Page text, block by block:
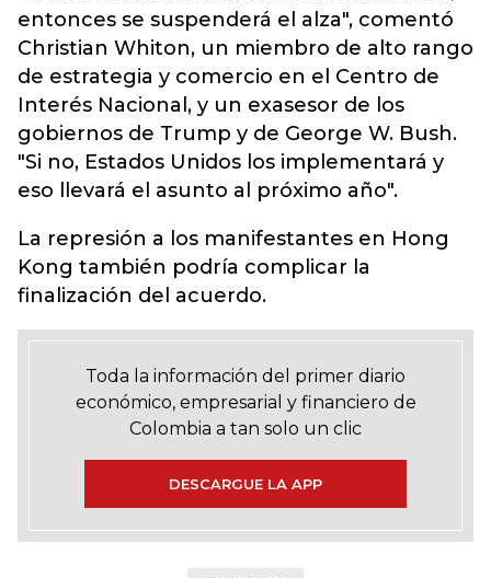
entonces se suspenderá el alza", comentó
Christian Whiton, un miembro de alto rango
de estrategia y comercio en el Centro de
Interés Nacional, y un exasesor de los
gobiernos de Trump y de George W. Bush.
"Si no, Estados Unidos los implementará y
eso llevará el asunto al próximo año".
La represión a los manifestantes en Hong
Kong también podría complicar la
finalización del acuerdo.
Toda la información del primer diario
económico, empresarial y financiero de
Colombia a tan solo un clic
DESCARGUE LA APP